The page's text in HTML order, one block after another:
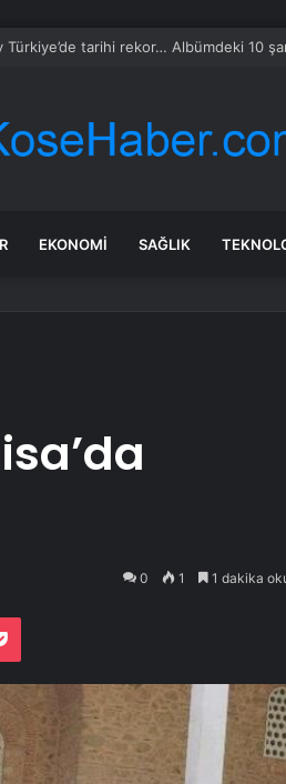
Aktüel ürünler! BİM’e bu hafta
EKONOMI SAĞLIK
0 1 1 dakika
Pocket